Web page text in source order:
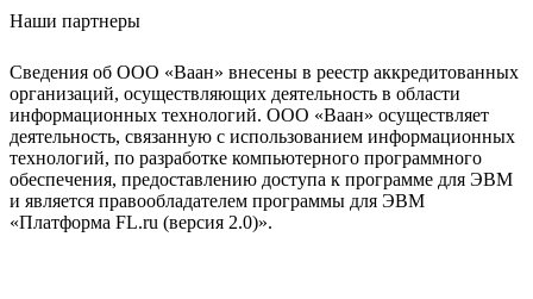
Наши партнеры
Сведения об ООО «Ваан» внесены в реестр аккредитованных
организаций, осуществляющих деятельность в области
информационных технологий. ООО «Ваан» осуществляет
деятельность, связанную с использованием информационных
технологий, по разработке компьютерного программного
обеспечения, предоставлению доступа к программе для ЭВМ
и является правообладателем программы для ЭВМ
«Платформа FL.ru (версия 2.0)».